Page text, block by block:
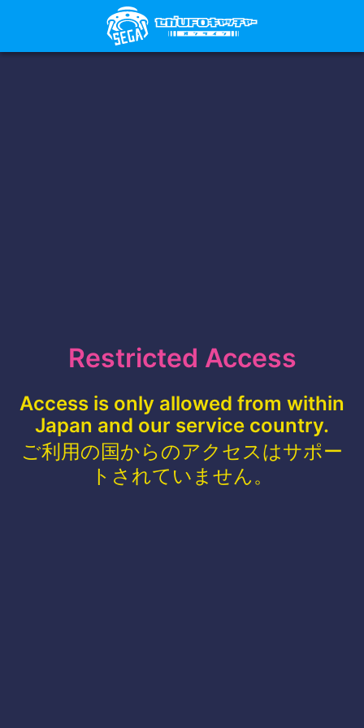
Restricted Access
Access is only allowed from within
Japan and our service country.
ご利用の国からのアクセスはサポー
トされていません。